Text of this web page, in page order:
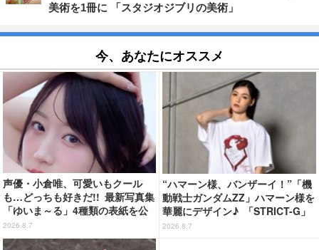
美術を1冊に 「スタジオジブリの美術」
今、あなたにオススメ
声優・小倉唯、可愛いもクール
も…どっちも好きだ!! 最新写真集
「ゆいま～る」4種類の表紙を公
開！「成長した私の姿を楽しんで
いただけたら」
2026.8.7
“ハマーン様、バンザーイ！”「機
動戦士ガンダムZZ」ハマーン様を
華麗にデザイン♪ 「STRICT-G」
Tシャツなどミニコレクション登
場
2026.8.7